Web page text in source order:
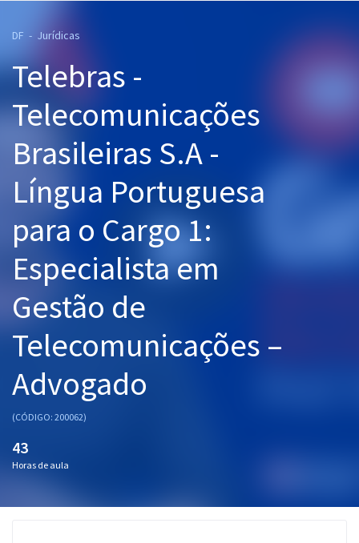
Cursos 20% OFF
Pós
Graduação
OAB
Questões grátis
Conteúdo gratuito
Aprovados
Atendimento
DF - Jurídicas
Telebras -
Telecomunicações
Brasileiras S.A -
Língua Portuguesa
para o Cargo 1:
Especialista em
Gestão de
Telecomunicações –
Advogado
(CÓDIGO: 200062)
43
Horas de aula